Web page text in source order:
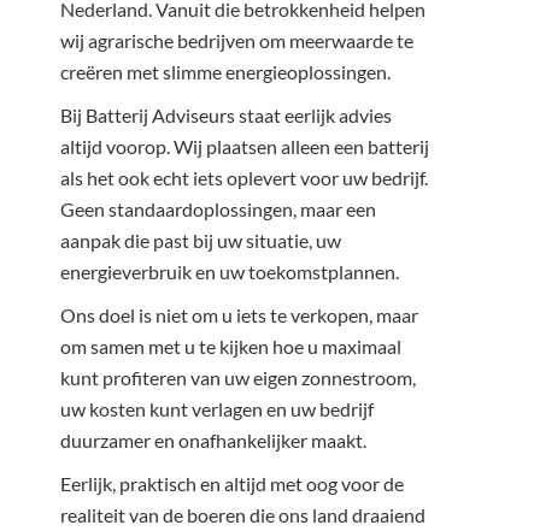
Nederland. Vanuit die betrokkenheid helpen
wij agrarische bedrijven om meerwaarde te
creëren met slimme energieoplossingen.
Bij Batterij Adviseurs staat eerlijk advies
altijd voorop. Wij plaatsen alleen een batterij
als het ook echt iets oplevert voor uw bedrijf.
Geen standaardoplossingen, maar een
aanpak die past bij uw situatie, uw
energieverbruik en uw toekomstplannen.
Ons doel is niet om u iets te verkopen, maar
om samen met u te kijken hoe u maximaal
kunt profiteren van uw eigen zonnestroom,
uw kosten kunt verlagen en uw bedrijf
duurzamer en onafhankelijker maakt.
Eerlijk, praktisch en altijd met oog voor de
realiteit van de boeren die ons land draaiend